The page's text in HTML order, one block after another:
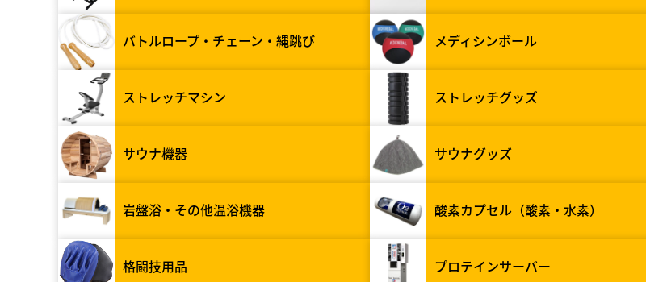
バトルロープ・チェーン・縄跳び メディシンボール
ストレッチマシン ストレッチグッズ
サウナ機器 サウナグッズ
岩盤浴・その他温浴機器 酸素カプセル（酸素・水素）
格闘技用品 プロテインサーバー